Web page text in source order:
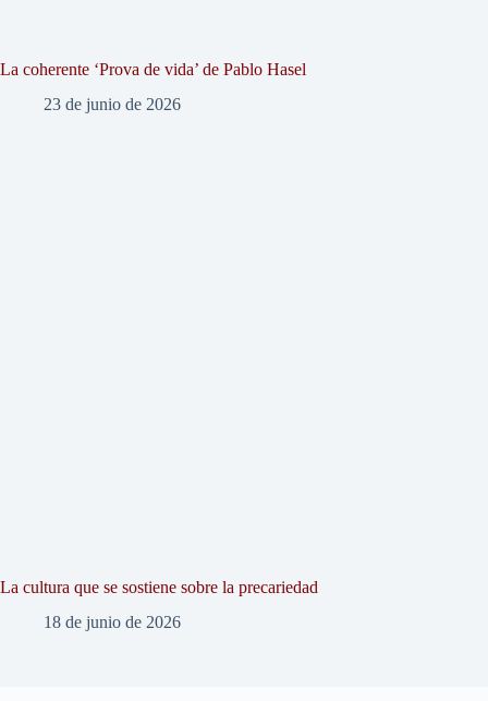
La coherente ‘Prova de vida’ de Pablo Hasel
23 de junio de 2026
La cultura que se sostiene sobre la precariedad
18 de junio de 2026